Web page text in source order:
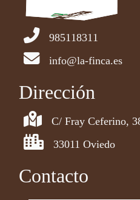
985118311
info@la-finca.es
Dirección
C/ Fray Ceferino,
33011 Oviedo
Contacto